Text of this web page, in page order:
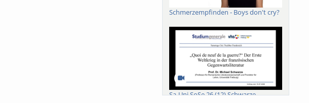
Schmerzempfinden - Boys don't cry?
Sa-Uni SoSe 26 (12) Schwarze